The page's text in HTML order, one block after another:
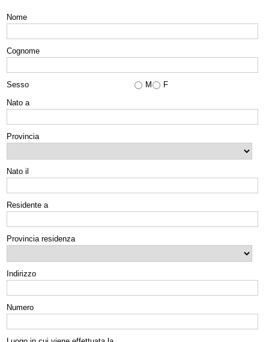
Nome
Cognome
Sesso M
F
Nato a
Provincia
Nato il
Residente a
Provincia residenza
Indirizzo
Numero